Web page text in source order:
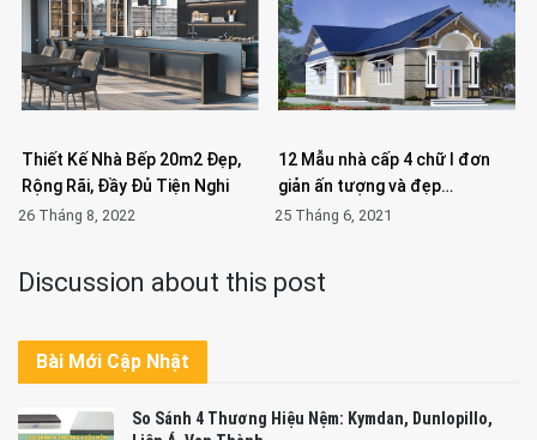
Thiết Kế Nhà Bếp 20m2 Đẹp,
Rộng Rãi, Đầy Đủ Tiện Nghi
26 Tháng 8, 2022
12 Mẫu nhà cấp 4 chữ l đơn
giản ấn tượng và đẹp…
25 Tháng 6, 2021
Discussion about this post
Bài Mới Cập Nhật
So Sánh 4 Thương Hiệu Nệm: Kymdan, Dunlopillo,